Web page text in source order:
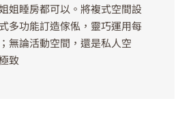
姐睡房都可以。將複式空間設
多功能訂造傢俬，靈巧運用每
無論活動空間，還是私人空
致